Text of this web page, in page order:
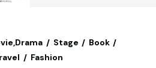
Stage
Book
Fashion